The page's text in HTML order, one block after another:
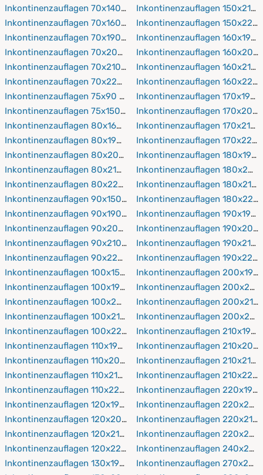
Inkontinenzauflagen 70x140 cm
Inkontinenzauflagen 70x160 cm
Inkontinenzauflagen 70x190 cm
Inkontinenzauflagen 70x200 cm
Inkontinenzauflagen 70x210 cm
Inkontinenzauflagen 70x220 cm
Inkontinenzauflagen 75x90 cm
Inkontinenzauflagen 75x150 cm
Inkontinenzauflagen 80x160 cm
Inkontinenzauflagen 80x190 cm
Inkontinenzauflagen 80x200 cm
Inkontinenzauflagen 80x210 cm
Inkontinenzauflagen 80x220 cm
Inkontinenzauflagen 90x150 cm
Inkontinenzauflagen 90x190 cm
Inkontinenzauflagen 90x200 cm
Inkontinenzauflagen 90x210 cm
Inkontinenzauflagen 90x220 cm
Inkontinenzauflagen 100x150 cm
Inkontinenzauflagen 100x190 cm
Inkontinenzauflagen 100x200 cm
Inkontinenzauflagen 100x210 cm
Inkontinenzauflagen 100x220 cm
Inkontinenzauflagen 110x190 cm
Inkontinenzauflagen 110x200 cm
Inkontinenzauflagen 110x210 cm
Inkontinenzauflagen 110x220 cm
Inkontinenzauflagen 120x190 cm
Inkontinenzauflagen 120x200 cm
Inkontinenzauflagen 120x210 cm
Inkontinenzauflagen 120x220 cm
Inkontinenzauflagen 130x190 cm
Inkontinenzauflagen 150x210
Inkontinenzauflagen 150x220
Inkontinenzauflagen 160x190
Inkontinenzauflagen 160x200
Inkontinenzauflagen 160x210
Inkontinenzauflagen 160x220
Inkontinenzauflagen 170x190
Inkontinenzauflagen 170x200
Inkontinenzauflagen 170x210
Inkontinenzauflagen 170x220
Inkontinenzauflagen 180x190
Inkontinenzauflagen 180x200
Inkontinenzauflagen 180x210
Inkontinenzauflagen 180x220
Inkontinenzauflagen 190x190
Inkontinenzauflagen 190x200
Inkontinenzauflagen 190x210
Inkontinenzauflagen 190x220
Inkontinenzauflagen 200x190
Inkontinenzauflagen 200x200
Inkontinenzauflagen 200x210
Inkontinenzauflagen 200x220
Inkontinenzauflagen 210x190
Inkontinenzauflagen 210x200
Inkontinenzauflagen 210x210
Inkontinenzauflagen 210x220
Inkontinenzauflagen 220x190
Inkontinenzauflagen 220x200
Inkontinenzauflagen 220x210
Inkontinenzauflagen 220x220
Inkontinenzauflagen 240x200
Inkontinenzauflagen 270x200